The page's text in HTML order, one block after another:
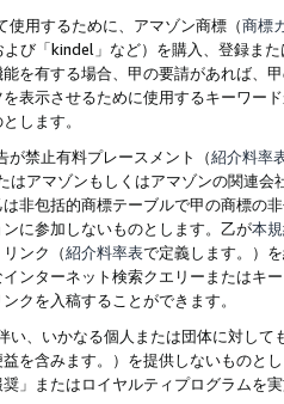
使用するために、アマゾン商標（商標
よび「kindel」など）を購入、登録ま
を有する場合、甲の要請があれば、
表示させるために使用するキーワー
します。
禁止有料プレースメント（紹介料率
はアマゾンもしくはアマゾンの関連
非包括的商標テーブルで甲の商標の
に参加しないものとします。乙が本
ンク（紹介料率表で定義します。）
ンターネット検索クエリーまたはキ
クを入稿することができます。
い、いかなる個人または団体に対し
を含みます。）を提供しないものと
」またはロイヤルティプログラムを